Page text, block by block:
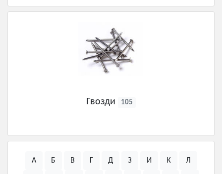
Гвозди 105
А Б В Г Д З И К Л